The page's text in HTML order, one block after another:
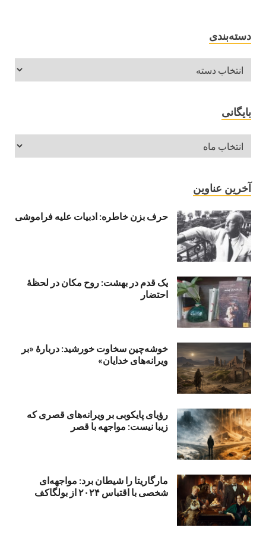
دسته‌بندی
بایگانی
آخرین عناوین
حرف بزن خاطره: ادبیات علیه فراموشی
یک قدم در بهشت: روح مکان در لحظهٔ
احتضار
خوشه‌چین سخاوت خورشید: دربارهٔ «بر
ویرانه‌های خدایان»
رؤیای پایکوبی بر ویرانه‌های قصری که
زیبا نیست: مواجهه با قصر
مارگاریتا را شیطان برد: مواجهه‌ای
شخصی با اقتباس ۲۰۲۴ از بولگاکف